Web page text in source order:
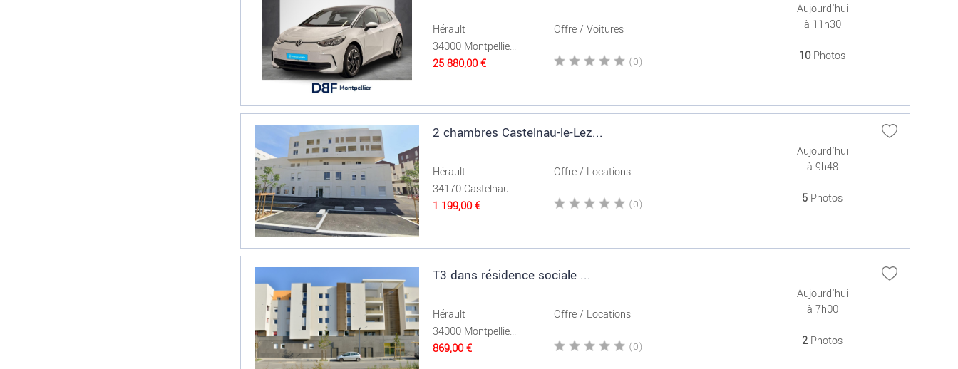
Hérault
34000 Montpellie...
25 880,00 €
Offre / Voitures
(0)
Aujourd'hui
à 11h30
10 Photos
2 chambres Castelnau-le-Lez...
Hérault
34170 Castelnau...
1 199,00 €
Offre / Locations
(0)
Aujourd'hui
à 9h48
5 Photos
T3 dans résidence sociale ...
Hérault
34000 Montpellie...
869,00 €
Offre / Locations
(0)
Aujourd'hui
à 7h00
2 Photos